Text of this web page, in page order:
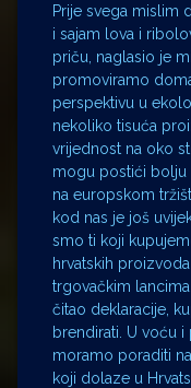
Prije svega mislim
i sajam lova i
priču, naglasio je
promoviramo
perspektivu u
nekoliko tisuća
vrijednost na oko
mogu postići bolju
na europskom
kod nas je još
smo ti koji
hrvatskih
trgovačkim
čitao deklaracije,
brendirati. U voću
moramo poraditi
koji dolaze u